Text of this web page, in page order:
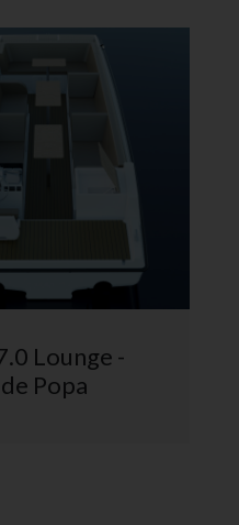
Lounge -
Popa